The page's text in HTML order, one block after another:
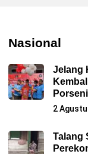
Nasional
Jelang
2
Talang